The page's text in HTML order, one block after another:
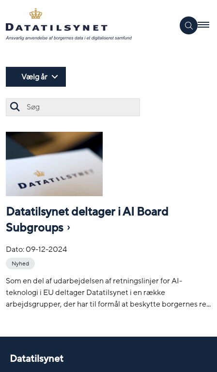
Vælg år
Datatilsynet deltager i AI Board
Subgroups
Dato:09-12-2024
Nyhed
Som en del af udarbejdelsen af retningslinjer for AI-
teknologi i EU deltager Datatilsynet i en række
arbejdsgrupper, der har til formål at beskytte borgernes re...
Datatilsynet